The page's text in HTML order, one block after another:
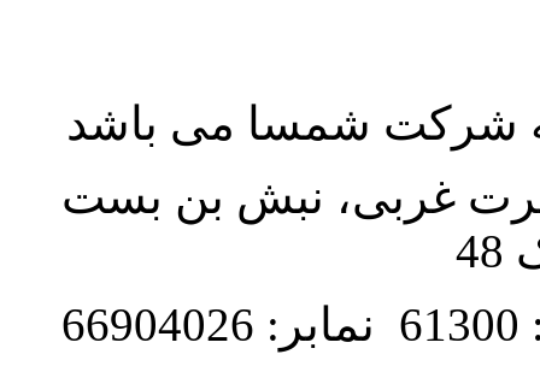
شرکت شمسا می باشد
غربی، نبش بن بست